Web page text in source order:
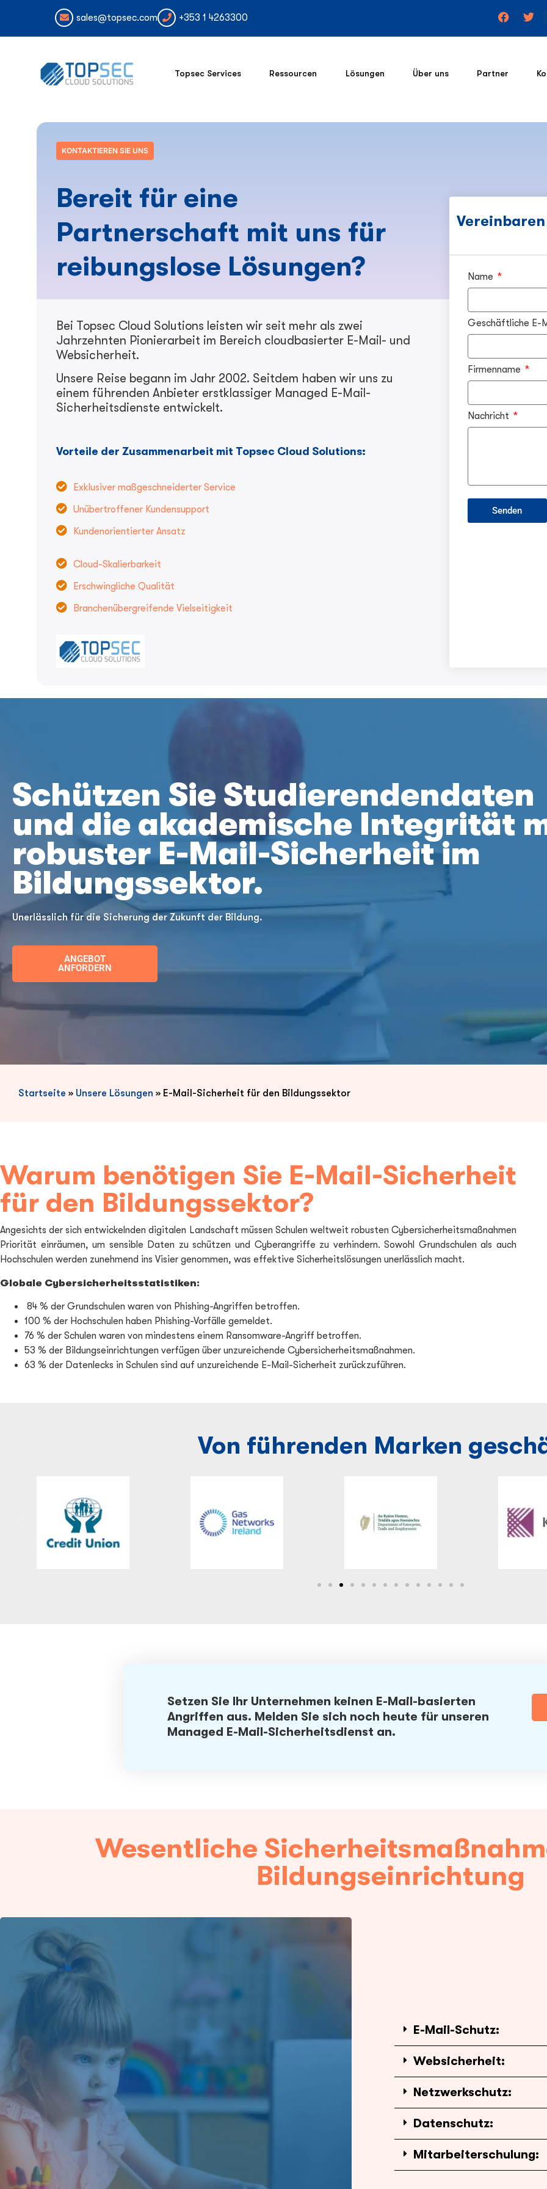
sales@topsec.com +353 1 4263300
Topsec Services Ressourcen Lösungen Über uns Partner
KONTAKTIEREN SIE UNS
Bereit für eine
Partnerschaft mit uns für
reibungslose Lösungen?
Bei Topsec Cloud Solutions leisten wir seit mehr als zwei
Jahrzehnten Pionierarbeit im Bereich cloudbasierter E-Mail- und
Websicherheit.
Unsere Reise begann im Jahr 2002. Seitdem haben wir uns zu
einem führenden Anbieter erstklassiger Managed E-Mail-
Sicherheitsdienste entwickelt.
Vorteile der Zusammenarbeit mit Topsec Cloud Solutions:
Exklusiver maßgeschneiderter Service
Unübertroffener Kundensupport
Kundenorientierter Ansatz
Cloud-Skalierbarkeit
Erschwingliche Qualität
Branchenübergreifende Vielseitigkeit
Name
Geschäftliche E-
Firmenname
Nachricht
Senden
Schützen Sie Studierendendaten
und die akademische Integrität
robuster E-Mail-Sicherheit im
Bildungssektor.
Unerlässlich für die Sicherung der Zukunft der Bildung.
ANGEBOT
ANFORDERN
Startseite » Unsere Lösungen » E-Mail-Sicherheit für den Bildungssektor
Warum benötigen Sie E-Mail-Sicherheit
für den Bildungssektor?
Angesichts der sich entwickelnden digitalen Landschaft müssen Schulen weltweit robusten Cybersicherheitsmaßnahmen
Priorität einräumen, um sensible Daten zu schützen und Cyberangriffe zu verhindern. Sowohl Grundschulen als auch
Hochschulen werden zunehmend ins Visier genommen, was effektive Sicherheitslösungen unerlässlich macht.
Globale Cybersicherheitsstatistiken:
84 % der Grundschulen waren von Phishing-Angriffen betroffen.
100 % der Hochschulen haben Phishing-Vorfälle gemeldet.
76 % der Schulen waren von mindestens einem Ransomware-Angriff betroffen.
53 % der Bildungseinrichtungen verfügen über unzureichende Cybersicherheitsmaßnahmen.
63 % der Datenlecks in Schulen sind auf unzureichende E-Mail-Sicherheit zurückzuführen.
Von führenden Marken
Setzen Sie Ihr Unternehmen keinen E-Mail-basierten
Angriffen aus. Melden Sie sich noch heute für unseren
Managed E-Mail-Sicherheitsdienst an.
Wesentliche
Bildungseinrichtung
E-Mail-Schutz:
Websicherheit:
Netzwerkschutz:
Datenschutz:
Mitarbeiterschulung: